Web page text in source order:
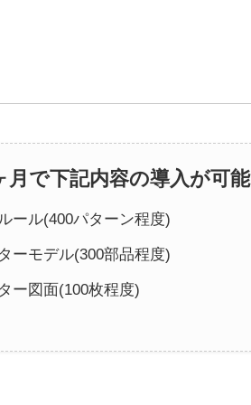
月で下記内容の導入が可能
ール(400パターン程度)
ーモデル(300部品程度)
ー図面(100枚程度)